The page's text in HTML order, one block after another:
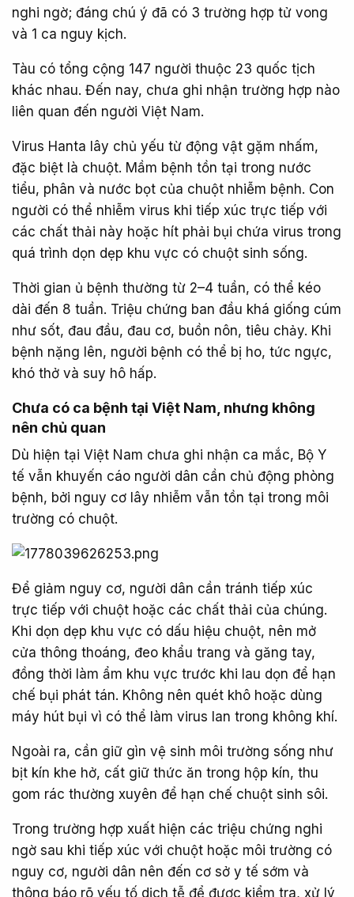
nghi ngờ; đáng chú ý đã có 3 trường hợp tử vong
và 1 ca nguy kịch.
Tàu có tổng cộng 147 người thuộc 23 quốc tịch
khác nhau. Đến nay, chưa ghi nhận trường hợp nào
liên quan đến người Việt Nam.
Virus Hanta lây chủ yếu từ động vật gặm nhấm,
đặc biệt là chuột. Mầm bệnh tồn tại trong nước
tiểu, phân và nước bọt của chuột nhiễm bệnh. Con
người có thể nhiễm virus khi tiếp xúc trực tiếp với
các chất thải này hoặc hít phải bụi chứa virus trong
quá trình dọn dẹp khu vực có chuột sinh sống.
Thời gian ủ bệnh thường từ 2–4 tuần, có thể kéo
dài đến 8 tuần. Triệu chứng ban đầu khá giống cúm
như sốt, đau đầu, đau cơ, buồn nôn, tiêu chảy. Khi
bệnh nặng lên, người bệnh có thể bị ho, tức ngực,
khó thở và suy hô hấp.
Chưa có ca bệnh tại Việt Nam, nhưng không
nên chủ quan​
Dù hiện tại Việt Nam chưa ghi nhận ca mắc, Bộ Y
tế vẫn khuyến cáo người dân cần chủ động phòng
bệnh, bởi nguy cơ lây nhiễm vẫn tồn tại trong môi
trường có chuột.
Để giảm nguy cơ, người dân cần tránh tiếp xúc
trực tiếp với chuột hoặc các chất thải của chúng.
Khi dọn dẹp khu vực có dấu hiệu chuột, nên mở
cửa thông thoáng, đeo khẩu trang và găng tay,
đồng thời làm ẩm khu vực trước khi lau dọn để hạn
chế bụi phát tán. Không nên quét khô hoặc dùng
máy hút bụi vì có thể làm virus lan trong không khí.
Ngoài ra, cần giữ gìn vệ sinh môi trường sống như
bịt kín khe hở, cất giữ thức ăn trong hộp kín, thu
gom rác thường xuyên để hạn chế chuột sinh sôi.
Trong trường hợp xuất hiện các triệu chứng nghi
ngờ sau khi tiếp xúc với chuột hoặc môi trường có
nguy cơ, người dân nên đến cơ sở y tế sớm và
thông báo rõ yếu tố dịch tễ để được kiểm tra, xử lý